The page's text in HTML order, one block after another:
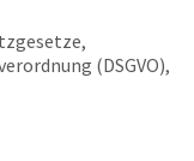
(DSGVO),